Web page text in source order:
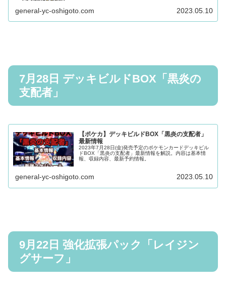
general-yc-oshigoto.com 2023.05.10
7月28日 デッキビルドBOX「黒炎の
支配者」
【ポケカ】デッキビルドBOX「黒炎の支配者」
最新情報
2023年7月28日(金)発売予定のポケモンカードデッキビル
ドBOX「黒炎の支配者」最新情報を解説。内容は基本情
報、収録内容、最新予約情報。
general-yc-oshigoto.com 2023.05.10
9月22日 強化拡張パック「レイジン
グサーフ」